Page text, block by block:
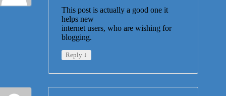
This post is actually a good one it
helps new
internet users, who are wishing for
blogging.
Reply ↓